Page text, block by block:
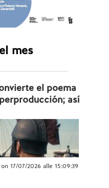
mes
el poema
así
17/07/2026 alle 15:09:39